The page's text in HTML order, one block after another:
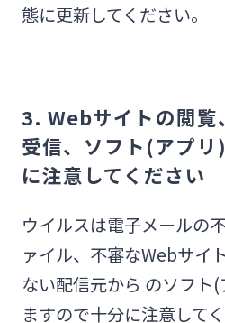
態に更新してください。
3. Webサイトの閲覧
受信、ソフト(アプ
に注意してください
ウイルスは電子メールの
ァイル、不審なWebサイ
ない配信元から のソフト
ますので十分に注意してく